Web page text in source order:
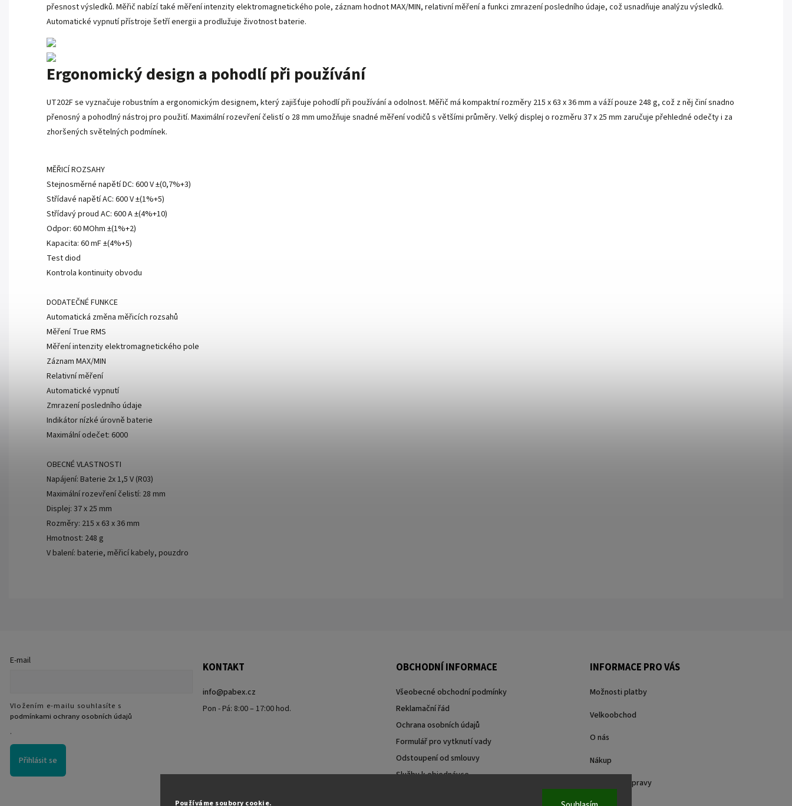
Používáme soubory cookie.
přesnost výsledků. Měřič nabízí také měření intenzity elektromagnetického pole, záznam hodnot MAX/MIN, relativní měření a funkci zmrazení posledního údaje, což usnadňuje analýzu výsledků.
Automatické vypnutí přístroje šetří energii a prodlužuje životnost baterie.
Ergonomický design a pohodlí při používání
UT202F se vyznačuje robustním a ergonomickým designem, který zajišťuje pohodlí při používání a odolnost. Měřič má kompaktní rozměry 215 x 63 x 36 mm a váží pouze 248 g, což z něj činí snadno
přenosný a pohodlný nástroj pro použití. Maximální rozevření čelistí o 28 mm umožňuje snadné měření vodičů s většími průměry. Velký displej o rozměru 37 x 25 mm zaručuje přehledné odečty i za
zhoršených světelných podmínek.
MĚŘICÍ ROZSAHY
Stejnosměrné napětí DC: 600 V ±(0,7%+3)
Střídavé napětí AC: 600 V ±(1%+5)
Střídavý proud AC: 600 A ±(4%+10)
Odpor: 60 MOhm ±(1%+2)
Kapacita: 60 mF ±(4%+5)
Test diod
Kontrola kontinuity obvodu
DODATEČNÉ FUNKCE
Automatická změna měřicích rozsahů
Měření True RMS
Měření intenzity elektromagnetického pole
Záznam MAX/MIN
Relativní měření
Automatické vypnutí
Zmrazení posledního údaje
Indikátor nízké úrovně baterie
Maximální odečet: 6000
OBECNÉ VLASTNOSTI
Napájení: Baterie 2x 1,5 V (R03)
Maximální rozevření čelistí: 28 mm
Displej: 37 x 25 mm
Rozměry: 215 x 63 x 36 mm
Hmotnost: 248 g
V balení: baterie, měřicí kabely, pouzdro
E-mail
Vložením e-mailu souhlasíte s
podmínkami ochrany osobních údajů
.
Přihlásit se
KONTAKT
info@pabex.cz
Pon - Pá: 8:00 – 17:00 hod.
OBCHODNÍ INFORMACE
Všeobecné obchodní podmínky
Reklamační řád
Ochrana osobních údajů
Formulář pro vytknutí vady
Odstoupení od smlouvy
Služby k objednávce
INFORMACE PRO VÁS
Možnosti platby
Velkoobchod
O nás
Nákup
Způsoby dopravy